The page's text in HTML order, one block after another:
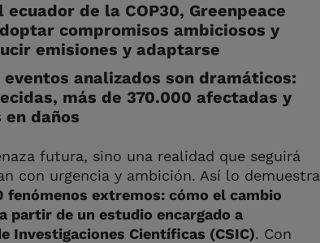
de la COP30, Greenpeace
compromisos ambiciosos y
emisiones y adaptarse
analizados son dramáticos:
más de 370.000 afectadas y
daños
futura, sino una realidad que seguirá
con urgencia y ambición. Así lo demuestra
fenómenos extremos: cómo el cambio
partir de un estudio encargado a
Investigaciones Científicas (CSIC). Con